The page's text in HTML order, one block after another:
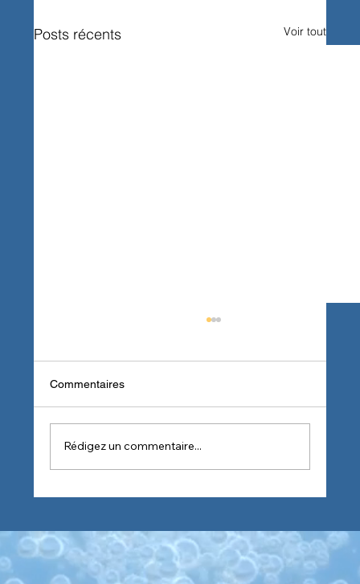
Posts récents Voir tout
en 1 de chez Werner & Mertz
Commentaires
Rédigez un commentaire...